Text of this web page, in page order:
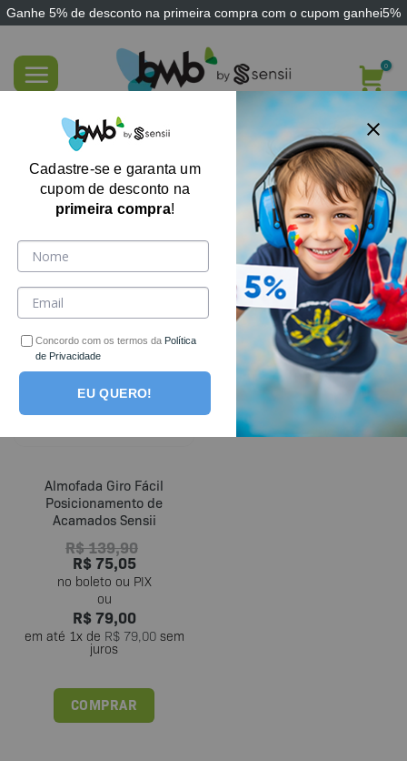
Ganhe 5% de desconto na primeira compra com o cupom ganhei5%
content
FILTRE AQUI
-44%
Almofada Giro Fácil
Posicionamento de
Acamados Sensii
R$139,90
R$75,05
R$79,00
em até 1x de R$79,00sem
juros
COMPRAR
Cadastre-se e garanta um
cupom de desconto na
primeira compra!
Concordo com os termos da Política
de Privacidade
EU QUERO!